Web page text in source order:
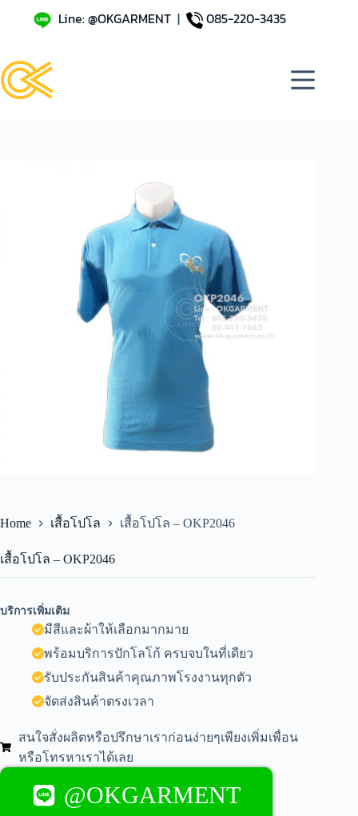
Line: @OKGARMENT| 085-220-3435
Home เสื้อโปโล เสื้อโปโล – OKP2046
เสื้อโปโล – OKP2046
บริการเพิ่มเติม
มีสีและผ้าให้เลือกมากมาย
พร้อมบริการปักโลโก้ ครบจบในที่เดียว
รับประกันสินค้าคุณภาพโรงงานทุกตัว
จัดส่งสินค้าตรงเวลา
สนใจสั่งผลิตหรือปรึกษาเราก่อนง่ายๆเพียงเพิ่มเพื่อน
หรือโทรหาเราได้เลย
@OKGARMENT